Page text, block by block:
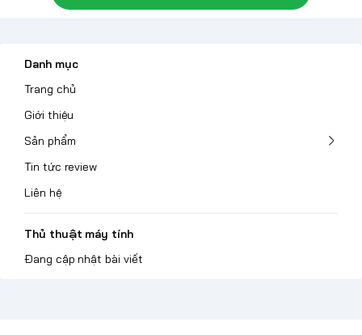
Danh mục
Trang chủ
Giới thiệu
Sản phẩm
Tin tức review
Liên hệ
Thủ thuật máy tính
Đang cập nhật bài viết